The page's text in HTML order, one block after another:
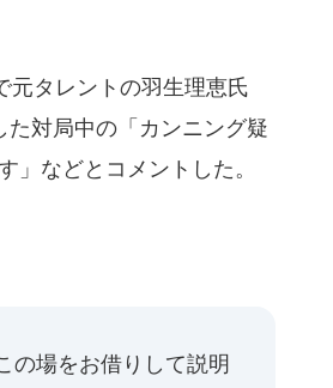
タレントの羽生理恵氏
た対局中の「カンニング疑
」などとコメントした。
の場をお借りして説明